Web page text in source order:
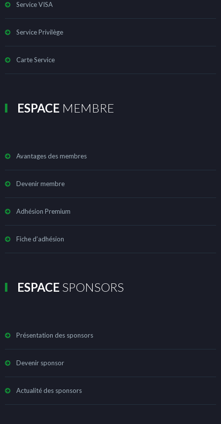
Service VISA
Service Privilège
Carte Service
ESPACE MEMBRE
Avantages des membres
Devenir membre
Adhésion Premium
Fiche d’adhésion
ESPACE SPONSORS
Présentation des sponsors
Devenir sponsor
Actualité des sponsors